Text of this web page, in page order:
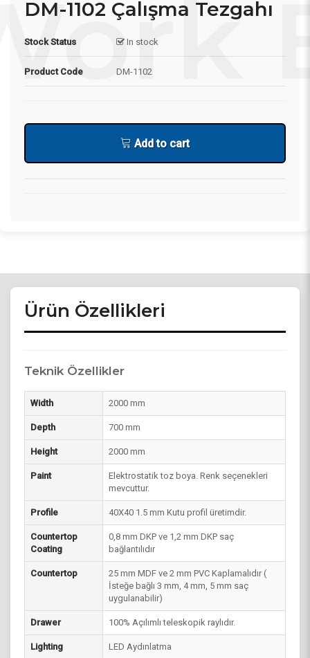
DM-1102 Çalışma Tezgahı
Stock Status In stock
Product Code DM-1102
Add to cart
Ürün Özellikleri
Teknik Özellikler
Width 2000 mm
Depth 700 mm
Height 2000 mm
Paint
Elektrostatik toz boya. Renk seçenekleri
mevcuttur.
Profile 40X40 1.5 mm Kutu profil üretimdir.
Countertop
Coating
0,8 mm DKP ve 1,2 mm DKP saç
bağlantılıdır
Countertop
25 mm MDF ve 2 mm PVC Kaplamalıdır (
İsteğe bağlı 3 mm, 4 mm, 5 mm saç
uygulanabilir)
Drawer 100% Açılımlı teleskopik raylıdır.
Lighting LED Aydınlatma